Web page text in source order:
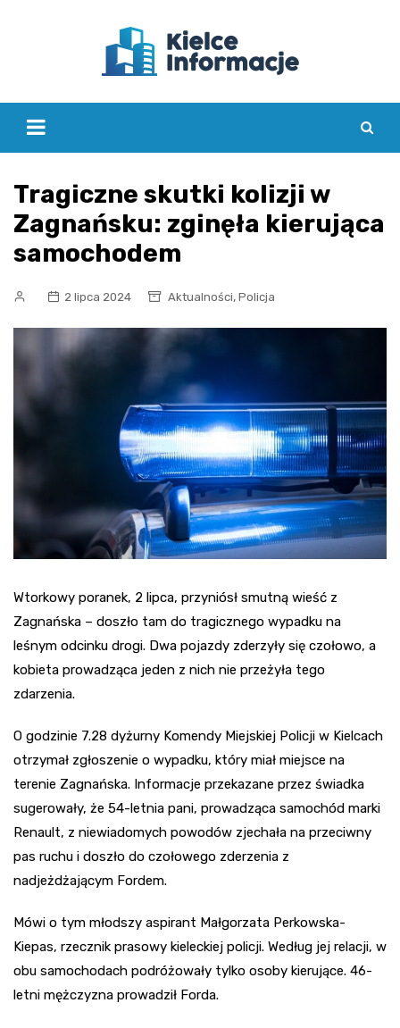
Tragiczne skutki kolizji w
Zagnańsku: zginęła kierująca
samochodem
2 lipca 2024 Aktualności, Policja
Wtorkowy poranek, 2 lipca, przyniósł smutną wieść z
Zagnańska – doszło tam do tragicznego wypadku na
leśnym odcinku drogi. Dwa pojazdy zderzyły się czołowo, a
kobieta prowadząca jeden z nich nie przeżyła tego
zdarzenia.
O godzinie 7.28 dyżurny Komendy Miejskiej Policji w Kielcach
otrzymał zgłoszenie o wypadku, który miał miejsce na
terenie Zagnańska. Informacje przekazane przez świadka
sugerowały, że 54-letnia pani, prowadząca samochód marki
Renault, z niewiadomych powodów zjechała na przeciwny
pas ruchu i doszło do czołowego zderzenia z
nadjeżdżającym Fordem.
Mówi o tym młodszy aspirant Małgorzata Perkowska-
Kiepas, rzecznik prasowy kieleckiej policji. Według jej relacji, w
obu samochodach podróżowały tylko osoby kierujące. 46-
letni mężczyzna prowadził Forda.